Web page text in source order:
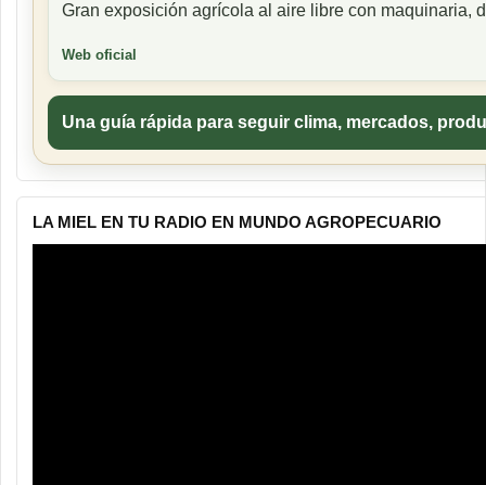
Gran exposición agrícola al aire libre con maquinaria,
Web oficial
Una guía rápida para seguir clima, mercados,
LA MIEL EN TU RADIO EN MUNDO AGROPECUARIO